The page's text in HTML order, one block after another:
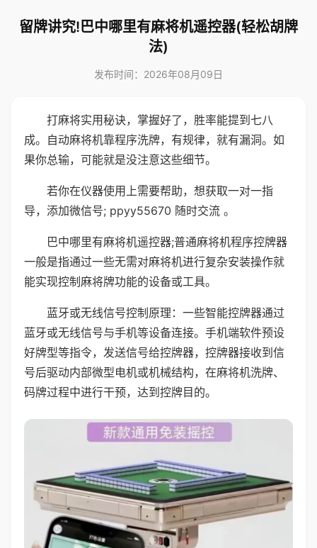
留牌讲究!巴中哪里有麻将机遥控器(轻松胡牌
法)
发布时间：2026年08月09日
打麻将实用秘诀，掌握好了，胜率能提到七八
成。自动麻将机靠程序洗牌，有规律，就有漏洞。如
果你总输，可能就是没注意这些细节。
若你在仪器使用上需要帮助，想获取一对一指
导，添加微信号; ppyy55670 随时交流 。
巴中哪里有麻将机遥控器;普通麻将机程序控牌器
一般是指通过一些无需对麻将机进行复杂安装操作就
能实现控制麻将牌功能的设备或工具。
蓝牙或无线信号控制原理：一些智能控牌器通过
蓝牙或无线信号与手机等设备连接。手机端软件预设
好牌型等指令，发送信号给控牌器，控牌器接收到信
号后驱动内部微型电机或机械结构，在麻将机洗牌、
码牌过程中进行干预，达到控牌目的。